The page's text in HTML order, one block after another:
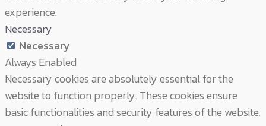
experience.
Necessary
Necessary
Always Enabled
Necessary cookies are absolutely essential for the
website to function properly. These cookies ensure
basic functionalities and security features of the website,